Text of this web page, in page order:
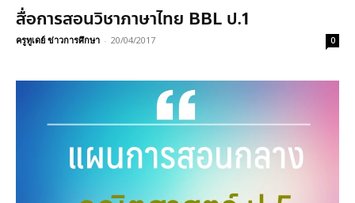
สื่อการสอนวิชาภาษาไทย BBL ป.1
ครูทูเดย์ ข่าวการศึกษา - 20/04/2017 0